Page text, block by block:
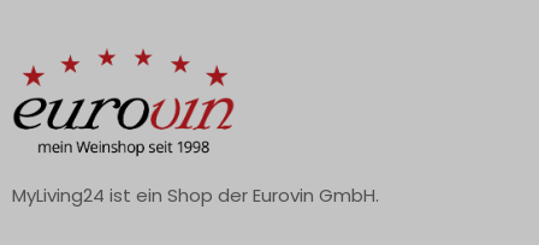
MyLiving24 ist ein Shop der Eurovin GmbH.